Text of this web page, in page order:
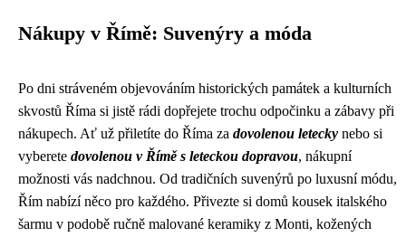
Nákupy v Římě: Suvenýry a móda
Po dni stráveném objevováním historických památek a kulturních
skvostů Říma si jistě rádi dopřejete trochu odpočinku a zábavy při
nákupech. Ať už přiletíte do Říma za dovolenou letecky nebo si
vyberete dovolenou v Římě s leteckou dopravou, nákupní
možnosti vás nadchnou. Od tradičních suvenýrů po luxusní módu,
Řím nabízí něco pro každého. Přivezte si domů kousek italského
šarmu v podobě ručně malované keramiky z Monti, kožených